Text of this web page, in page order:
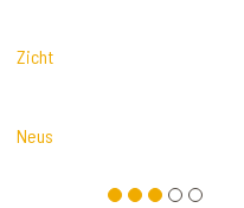
Zicht
Neus